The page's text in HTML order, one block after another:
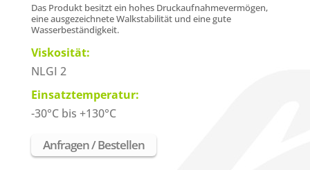
Das Produkt besitzt ein hohes Druckaufnahmevermögen,
eine ausgezeichnete Walkstabilität und eine gute
Wasserbeständigkeit.
Viskosität:
NLGI 2
Einsatztemperatur:
-30°C bis +130°C
Anfragen / Bestellen